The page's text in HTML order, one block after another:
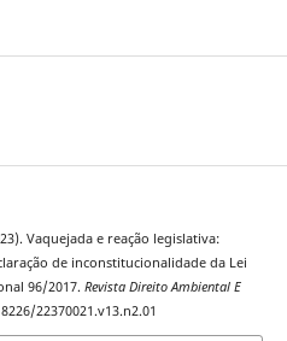
Vaquejada e reação legislativa:
de inconstitucionalidade da Lei
96/2017. Revista Direito Ambiental E
22370021.v13.n2.01